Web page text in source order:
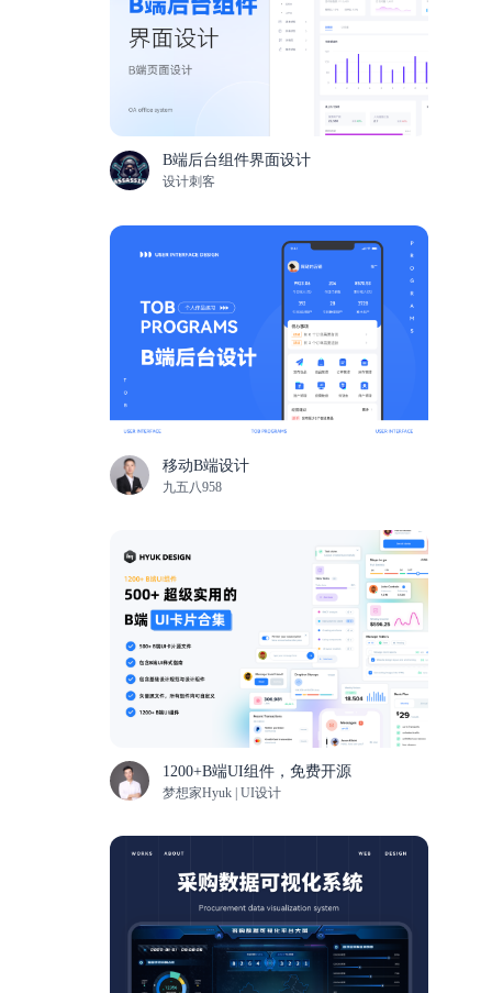
B端后台组件界面设计
设计刺客
移动B端设计
九五八958
1200+B端UI组件，免费开源
梦想家Hyuk | UI设计